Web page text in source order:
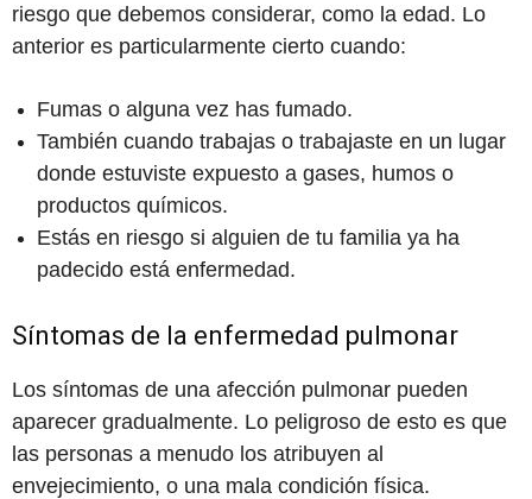
riesgo que debemos considerar, como la edad. Lo
anterior es particularmente cierto cuando:
Fumas o alguna vez has fumado.
También cuando trabajas o trabajaste en un lugar
donde estuviste expuesto a gases, humos o
productos químicos.
Estás en riesgo si alguien de tu familia ya ha
padecido está enfermedad.
Síntomas de la enfermedad pulmonar
Los síntomas de una afección pulmonar pueden
aparecer gradualmente. Lo peligroso de esto es que
las personas a menudo los atribuyen al
envejecimiento, o una mala condición física.